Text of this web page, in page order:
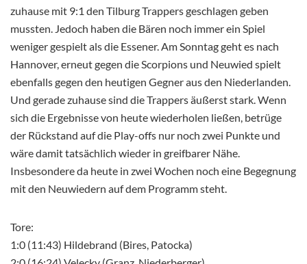
zuhause mit 9:1 den Tilburg Trappers geschlagen geben
mussten. Jedoch haben die Bären noch immer ein Spiel
weniger gespielt als die Essener. Am Sonntag geht es nach
Hannover, erneut gegen die Scorpions und Neuwied spielt
ebenfalls gegen den heutigen Gegner aus den Niederlanden.
Und gerade zuhause sind die Trappers äußerst stark. Wenn
sich die Ergebnisse von heute wiederholen ließen, betrüge
der Rückstand auf die Play-offs nur noch zwei Punkte und
wäre damit tatsächlich wieder in greifbarer Nähe.
Insbesondere da heute in zwei Wochen noch eine Begegnung
mit den Neuwiedern auf dem Programm steht.
Tore:
1:0 (11:43) Hildebrand (Bires, Patocka)